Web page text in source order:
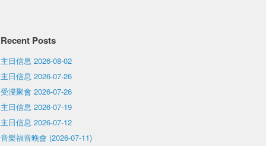
Recent Posts
主日信息 2026-08-02
主日信息 2026-07-26
受浸聚會 2026-07-26
主日信息 2026-07-19
主日信息 2026-07-12
音樂福音晚會 (2026-07-11)